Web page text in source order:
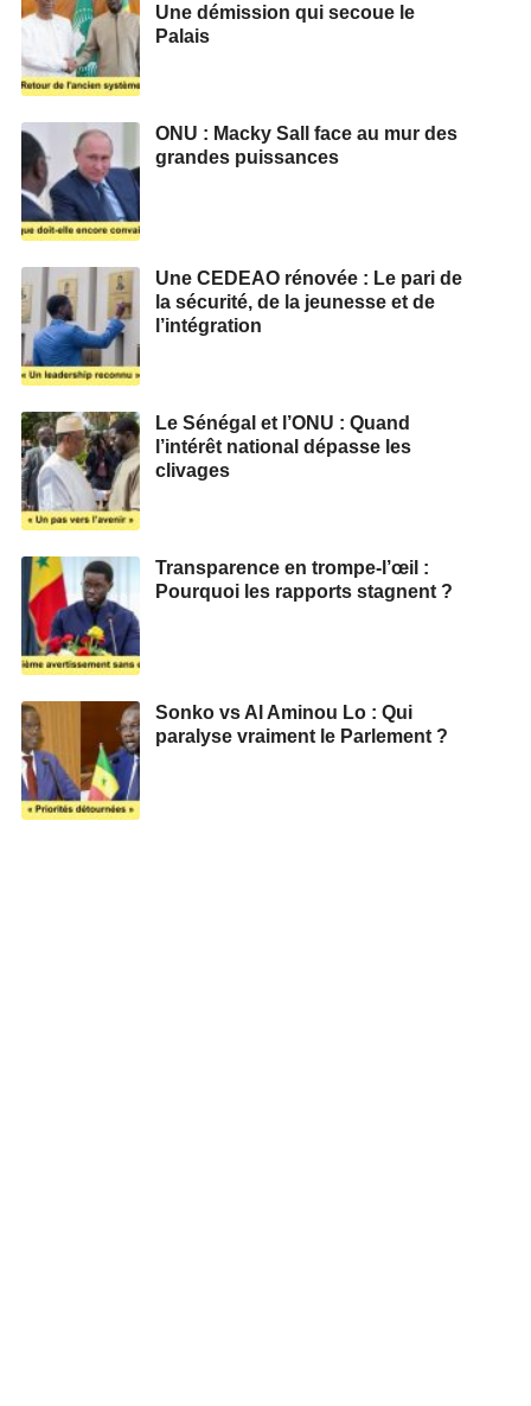
Une démission qui secoue le
Palais
ONU : Macky Sall face au mur des
grandes puissances
Une CEDEAO rénovée : Le pari de
la sécurité, de la jeunesse et de
l’intégration
Le Sénégal et l’ONU : Quand
l’intérêt national dépasse les
clivages
Transparence en trompe-l’œil :
Pourquoi les rapports stagnent ?
Sonko vs Al Aminou Lo : Qui
paralyse vraiment le Parlement ?